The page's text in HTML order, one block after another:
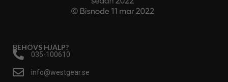
BEHÖVS HJÄLP?
035-100610
info@westgear.se